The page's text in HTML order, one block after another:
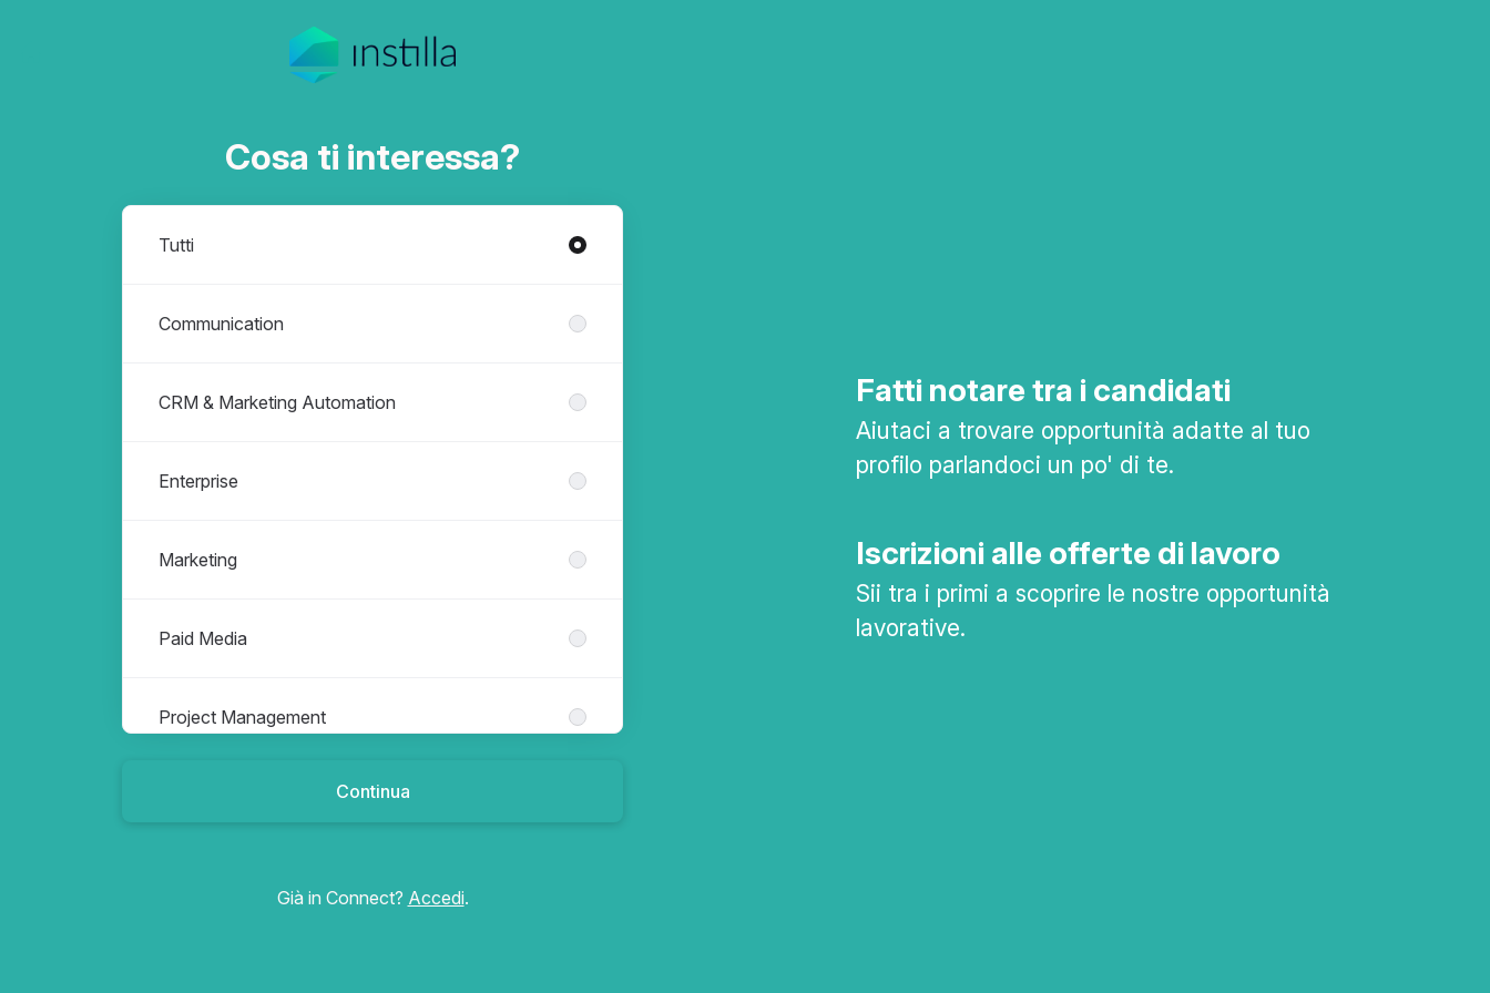
Cosa ti interessa?
Dipartimenti
Tutti
Communication
CRM & Marketing Automation
Enterprise
Marketing
Paid Media
Project Management
Continua
Già in Connect? Accedi.
Fatti notare tra i candidati
Aiutaci a trovare opportunità adatte al tuo
profilo parlandoci un po' di te.
Iscrizioni alle offerte di lavoro
Sii tra i primi a scoprire le nostre opportunità
lavorative.